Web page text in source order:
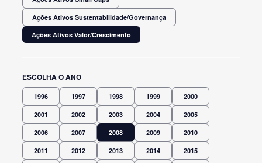
Ações Ativos Sustentabilidade/Governança
Ações Ativos Valor/Crescimento
ESCOLHA O ANO
1996 1997 1998 1999 2000
2001 2002 2003 2004 2005
2006 2007 2008 2009 2010
2011 2012 2013 2014 2015